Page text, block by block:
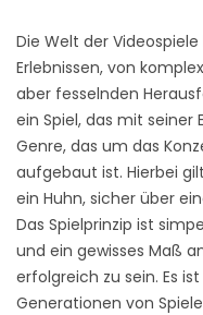
Die Welt der
Erlebnissen, von
aber fesselnden
ein Spiel, das mit
Genre, das um das
aufgebaut ist. Hierbei
ein Huhn, sicher über
Das Spielprinzip ist
und ein gewisses Maß
erfolgreich zu sein. Es
Generationen von